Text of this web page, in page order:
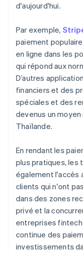
d'aujourd'hui.
Par exemple,
paiement
en ligne dans les
qui répond aux
D’autres
financiers et des
spéciales et des
devenus un
Thaïlande.
En rendant les
plus pratiques, les
également l'accès
clients qui n'ont
dans des zones
privé et la
entreprises
continue des
investissements